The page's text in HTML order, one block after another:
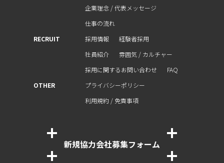
企業理念 / 代表メッセージ
仕事の流れ
RECRUIT
採用情報
経験者採⽤
社員紹介
雰囲気 / カルチャー
採⽤に関するお問い合わせ
FAQ
OTHER
プライバシーポリシー
利⽤規約 / 免責事項
新規協⼒会社募集フォーム